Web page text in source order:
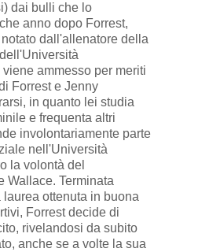
dai bulli che lo
anno dopo Forrest,
dall'allenatore della
ammesso per meriti
Forrest e Jenny
in quanto lei studia
e frequenta altri
involontariamente parte
nell'Università
la volontà del
Wallace. Terminata
laurea ottenuta in buona
Forrest decide di
rivelandosi da subito
anche se a volte la sua